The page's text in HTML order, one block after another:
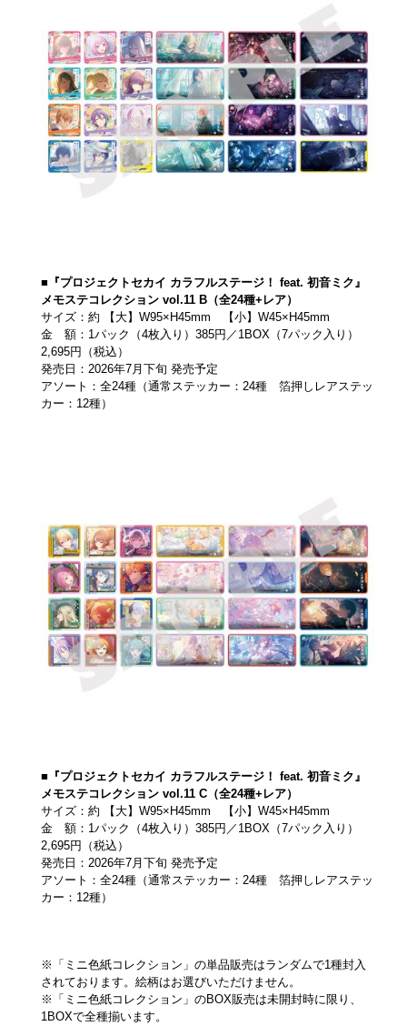
■『プロジェクトセカイ カラフルステージ！ feat. 初音ミク』
メモステコレクション vol.11 B（全24種+レア）
サイズ：約 【大】W95×H45mm 【小】W45×H45mm
金 額：1パック（4枚入り）385円／1BOX（7パック入り）
2,695円（税込）
発売日：2026年7月下旬 発売予定
アソート：全24種（通常ステッカー：24種 箔押しレアステッ
カー：12種）
■『プロジェクトセカイ カラフルステージ！ feat. 初音ミク』
メモステコレクション vol.11 C（全24種+レア）
サイズ：約 【大】W95×H45mm 【小】W45×H45mm
金 額：1パック（4枚入り）385円／1BOX（7パック入り）
2,695円（税込）
発売日：2026年7月下旬 発売予定
アソート：全24種（通常ステッカー：24種 箔押しレアステッ
カー：12種）
※「ミニ色紙コレクション」の単品販売はランダムで1種封入
されております。絵柄はお選びいただけません。
※「ミニ色紙コレクション」のBOX販売は未開封時に限り、
1BOXで全種揃います。